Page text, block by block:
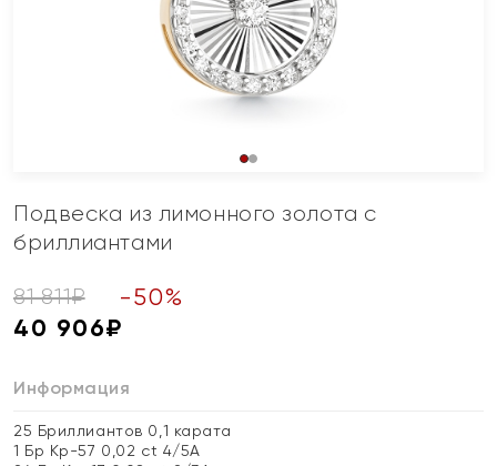
Подвеска из лимонного золота с
бриллиантами
81 811₽ -50%
40 906₽
Информация
25 Бриллиантов 0,1 карата
1 Бр Кр-57 0,02 ct 4/5А